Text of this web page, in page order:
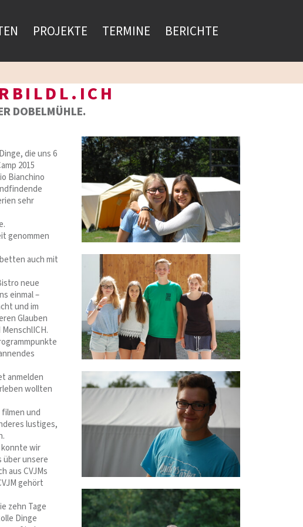
PROJEKTE TERMINE BERICHTE
DOBELMÜHLE.
die uns 6
2015
Bianchino
sehr
genommen
auch mit
neue
einmal –
und im
Glauben
anmelden
wollten
und
lustiges,
wir
über unsere
aus CVJMs
gehört
zehn Tage
Dinge